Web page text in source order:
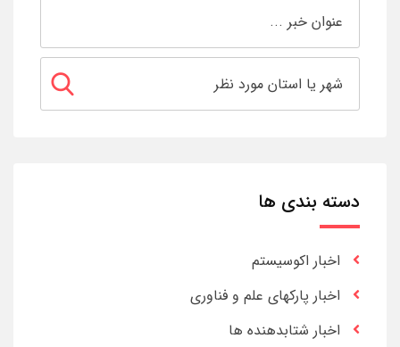
دسته بندی ها
اخبار اکوسیستم
اخبار پارکهای علم و فناوری
اخبار شتابدهنده ها